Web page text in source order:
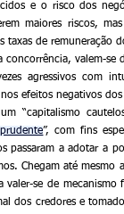
e o risco dos
maiores riscos,
taxas de remuneração
valem-se
agressivos com
efeitos negativos
“capitalismo
”, com fins
passaram a adotar a
Chegam até mesmo
se de
dos credores e